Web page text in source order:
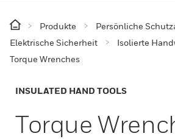
Produkte
Persönliche
Elektrische Sicherheit
Isolierte
Torque Wrenches
INSULATED HAND TOOLS
Torque